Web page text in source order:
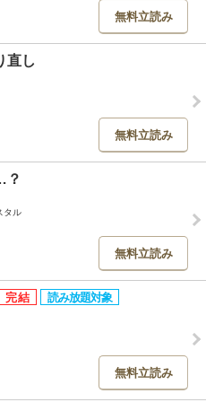
無料立読み
直し
無料立読み
？
タル
無料立読み
無料立読み